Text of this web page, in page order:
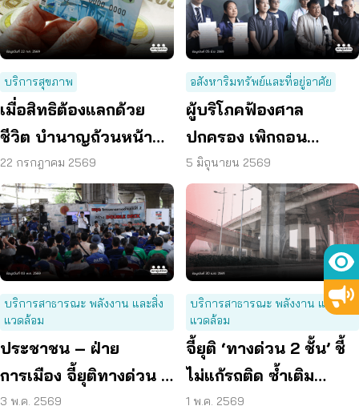
บริการสุขภาพ
เมื่อสิทธิต้องแลกด้วย
ชีวิต บำนาญถ้วนหน้า
คือคำตอบของสังคมสูง
วัย
22 กรกฎาคม 2569
อสังหาริมทรัพย์และที่อยู่อาศัย
ผู้บริโภคฟ้องศาล
ปกครอง เพิกถอน
ผังเมืองรวม กทม. ฉบับ
ใหม่ เหตุกระทบสิทธิ –
คุณภาพชีวิต
5 มิถุนายน 2569
บริการสาธารณะ พลังงาน และสิ่ง
แวดล้อม
ประชาชน – ฝ่าย
การเมือง จี้ยุติทางด่วน 2
ชั้น ทำรัฐสูญรายได้ 1.7
3 พ.ค. 2569
บริการสาธารณะ พลังงาน และสิ่ง
แวดล้อม
จี้ยุติ ‘ทางด่วน 2 ชั้น’ ชี้
ไม่แก้รถติด ซ้ำเติม
ประชาชน
1 พ.ค. 2569